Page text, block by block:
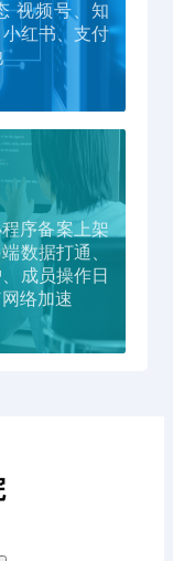
视频号、知
红书、支付
序备案上架
数据打通、
成员操作日
络加速